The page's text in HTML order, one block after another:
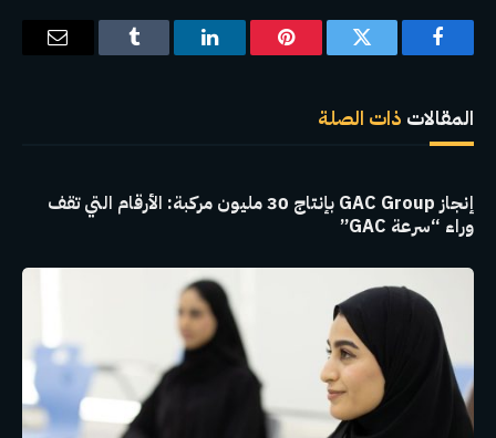
فيسبوك تويتر بينتيريستلينكدإن Tumblr
البريد
المقالات ذات الصلة
إنجاز GAC Group بإنتاج 30 مليون مركبة: الأرقام التي تقف
وراء “سرعة GAC”